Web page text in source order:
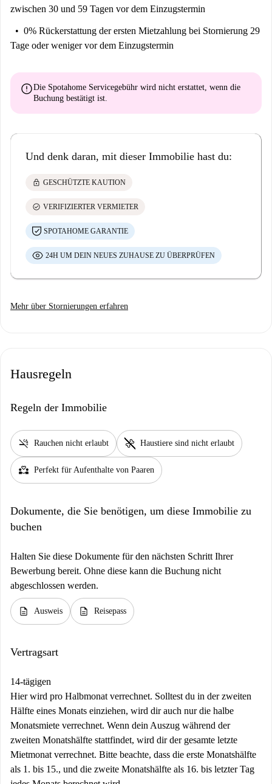
zwischen 30 und 59 Tagen vor dem Einzugstermin
0% Rückerstattung der ersten Mietzahlung bei Stornierung 29
Tage oder weniger vor dem Einzugstermin
errorDie Spotahome Servicegebühr wird nicht erstattet, wenn die
Buchung bestätigt ist.
Und denk daran, mit dieser Immobilie hast du:
lock GESCHÜTZTE KAUTION
check_circle VERIFIZIERTER VERMIETER
SPOTAHOME GARANTIE
24H UM DEIN NEUES ZUHAUSE ZU ÜBERPRÜFEN
Mehr über Stornierungen erfahren
Hausregeln
Regeln der Immobilie
smoke_free Rauchen nicht erlaubt pet_supplies Haustiere sind nicht erlaubt
partner_heart Perfekt für Aufenthalte von Paaren
Dokumente, die Sie benötigen, um diese Immobilie zu
buchen
Halten Sie diese Dokumente für den nächsten Schritt Ihrer
Bewerbung bereit. Ohne diese kann die Buchung nicht
abgeschlossen werden.
description Ausweis description Reisepass
Vertragsart
14-tägigen
Hier wird pro Halbmonat verrechnet. Solltest du in der zweiten
Hälfte eines Monats einziehen, wird dir auch nur die halbe
Monatsmiete verrechnet. Wenn dein Auszug während der
zweiten Monatshälfte stattfindet, wird dir der gesamte letzte
Mietmonat verrechnet. Bitte beachte, dass die erste Monatshälfte
als 1. bis 15., und die zweite Monatshälfte als 16. bis letzter Tag